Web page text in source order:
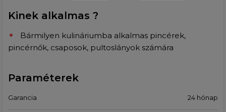
Kinek alkalmas ?
Bármilyen kulináriumba alkalmas pincérek,
pincérnők, csaposok, pultoslányok számára
Paraméterek
Garancia 24 hónap